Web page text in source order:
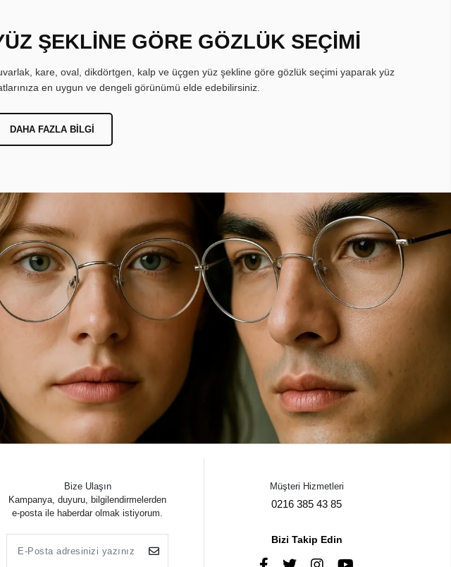
ŞEKLİNE GÖRE GÖZLÜK SEÇİMİ
kare, oval, dikdörtgen, kalp ve üçgen yüz şekline göre gözlük seçimi yaparak yüz
en uygun ve dengeli görünümü elde edebilirsiniz.
DAHA FAZLA BILGI
Bize Ulaşın
Kampanya, duyuru, bilgilendirmelerden
e-posta ile haberdar olmak istiyorum.
Müşteri Hizmetleri
0216 385 43 85
Bizi Takip Edin